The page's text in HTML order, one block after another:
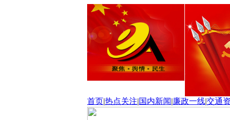
首页|热点关注|国内新闻|廉政一线|交通